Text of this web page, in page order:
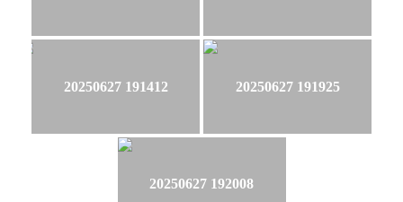
20250627 191412 20250627 191925
20250627 192008